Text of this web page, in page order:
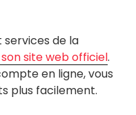
de la
site web officiel.
en ligne, vous
plus facilement.